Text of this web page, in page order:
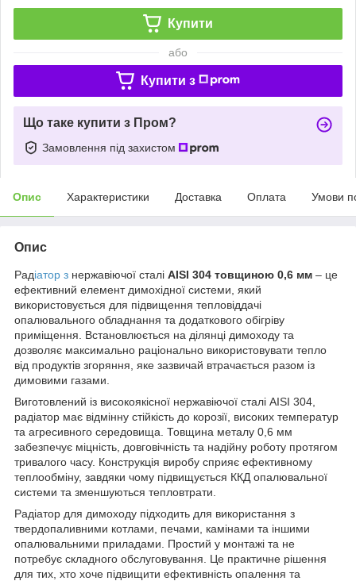
Купити
або
Купити з
Що таке купити з Пром?
Замовлення під захистом
Опис Характеристики Доставка Оплата Умови
Опис
Радіатор з нержавіючої сталі AISI 304 товщиною 0,6 мм – це
ефективний елемент димохідної системи, який
використовується для підвищення тепловіддачі
опалювального обладнання та додаткового обігріву
приміщення. Встановлюється на ділянці димоходу та
дозволяє максимально раціонально використовувати тепло
від продуктів згоряння, яке зазвичай втрачається разом із
димовими газами.
Виготовлений із високоякісної нержавіючої сталі AISI 304,
радіатор має відмінну стійкість до корозії, високих температур
та агресивного середовища. Товщина металу 0,6 мм
забезпечує міцність, довговічність та надійну роботу протягом
тривалого часу. Конструкція виробу сприяє ефективному
теплообміну, завдяки чому підвищується ККД опалювальної
системи та зменшуються тепловтрати.
Радіатор для димоходу підходить для використання з
твердопаливними котлами, печами, камінами та іншими
опалювальними приладами. Простий у монтажі та не
потребує складного обслуговування. Це практичне рішення
для тих, хто хоче підвищити ефективність опалення та